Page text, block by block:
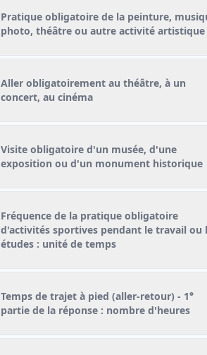
Pratique obligatoire de la peinture,
photo, théâtre ou autre activité artistique
Aller obligatoirement au théâtre, à un
concert, au cinéma
Visite obligatoire d'un musée, d'une
exposition ou d'un monument historique
Fréquence de la pratique obligatoire
d'activités sportives pendant le travail ou
études : unité de temps
Temps de trajet à pied (aller-retour) - 1°
partie de la réponse : nombre d'heures